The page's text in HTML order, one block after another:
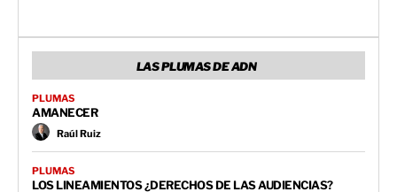
LAS PLUMAS DE ADN
PLUMAS
AMANECER
Raúl Ruiz
PLUMAS
LOS LINEAMIENTOS ¿DERECHOS DE LAS AUDIENCIAS?